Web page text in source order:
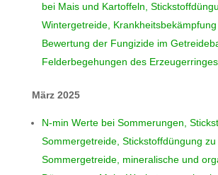
bei Mais und Kartoffeln,
Wintergetreide, Krankheitsbekämpfung
Bewertung der Fungizide im
Felderbegehungen des
März 2025
N-min Werte bei Sommerungen,
Sommergetreide, Stickstoffdüngung zu
Sommergetreide, mineralische und